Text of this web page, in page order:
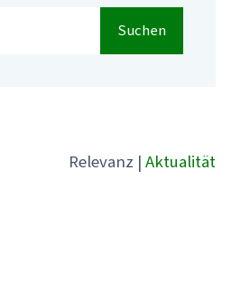
Suchen
Relevanz | Aktualität